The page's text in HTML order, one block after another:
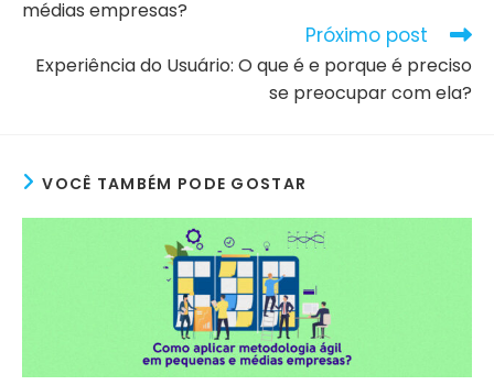
médias empresas?
Próximo post
Experiência do Usuário: O que é e porque é preciso
se preocupar com ela?
VOCÊ TAMBÉM PODE GOSTAR